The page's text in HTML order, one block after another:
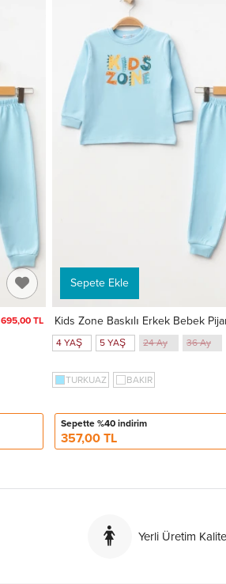
695,00 TL
Sepete Ekle
4 YAŞ
5 YAŞ 24 Ay 36 Ay
TURKUAZ BAKIR
Sepette %40 indirim
357,00 TL
Yerli Üretim